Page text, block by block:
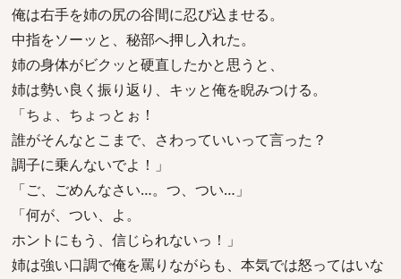
俺は右手を姉の尻の谷間に忍び込ませる。
中指をソーッと、秘部へ押し入れた。
姉の身体がビクッと硬直したかと思うと、
姉は勢い良く振り返り、キッと俺を睨みつける。
「ちょ、ちょっとぉ！
誰がそんなとこまで、さわっていいって言った？
調子に乗んないでよ！」
「ご、ごめんなさい…。つ、つい…」
「何が、つい、よ。
ホントにもう、信じられないっ！」
姉は強い口調で俺を罵りながらも、本気では怒ってはいな